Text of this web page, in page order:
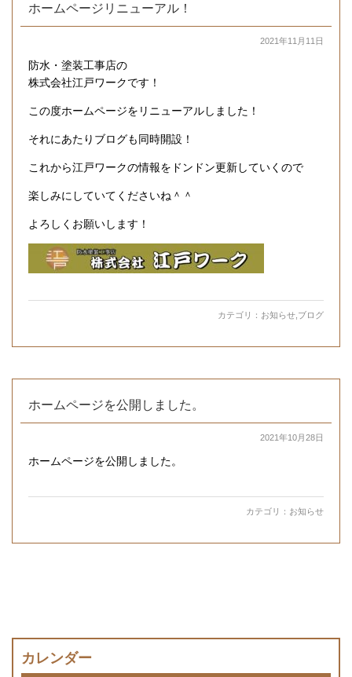
ホームページリニューアル！
2021年11月11日
防水・塗装工事店の
株式会社江戸ワークです！
この度ホームページをリニューアルしました！
それにあたりブログも同時開設！
これから江戸ワークの情報をドンドン更新していくので
楽しみにしていてくださいね＾＾
よろしくお願いします！
カテゴリ： お知らせ ブログ
ホームページを公開しました。
2021年10月28日
ホームページを公開しました。
カテゴリ： お知らせ
カレンダー